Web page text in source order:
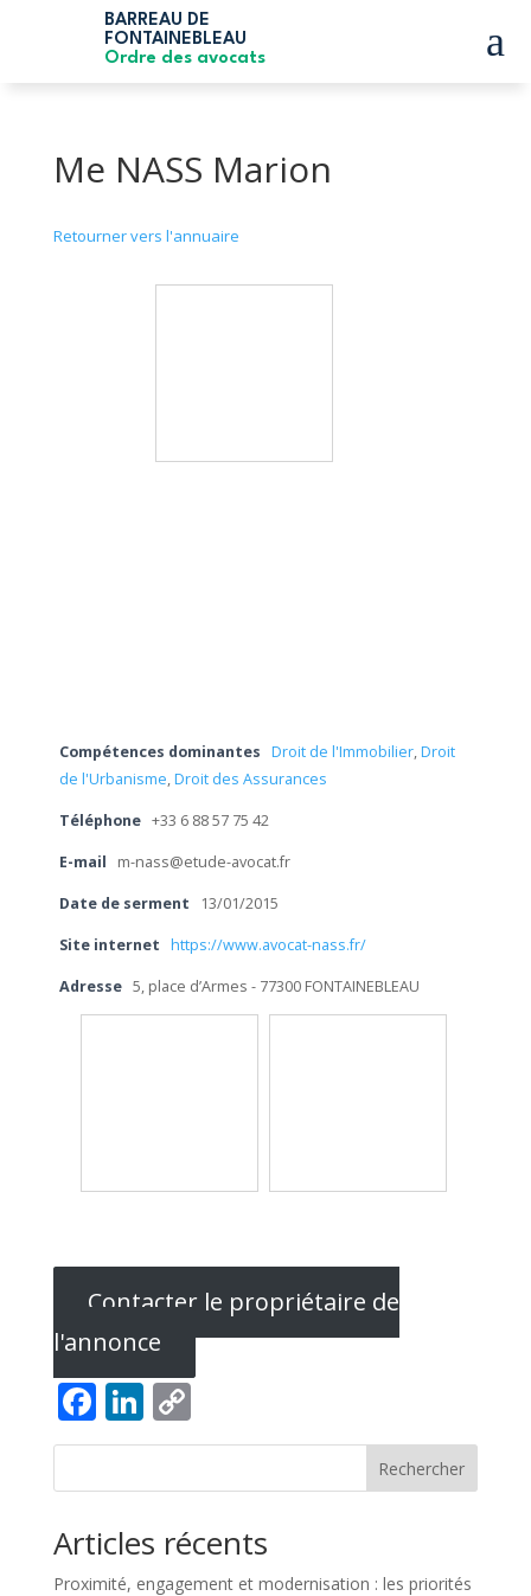
BARREAU DE
FONTAINEBLEAU
Ordre des avocats
a
Me NASS Marion
Retourner vers l'annuaire
Compétences dominantes Droit de l'Immobilier,Droit
de l'Urbanisme,Droit des Assurances
Téléphone +33 6 88 57 75 42
E-mail m-nass@etude-avocat.fr
Date de serment 13/01/2015
Site internet https://www.avocat-nass.fr/
Adresse 5, place d’Armes - 77300 FONTAINEBLEAU
Contacter le propriétaire de
l'annonce
Facebook
LinkedIn
Copy
Link
Rechercher
Articles récents
Proximité, engagement et modernisation : les priorités